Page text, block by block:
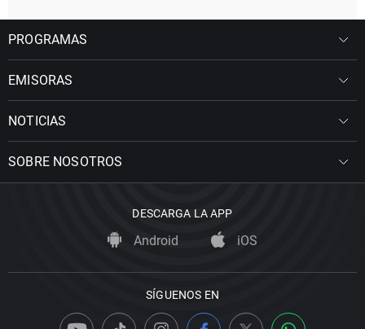
PROGRAMAS
EMISORAS
NOTICIAS
SOBRE NOSOTROS
DESCARGA LA APP
Android iOS
SÍGUENOS EN